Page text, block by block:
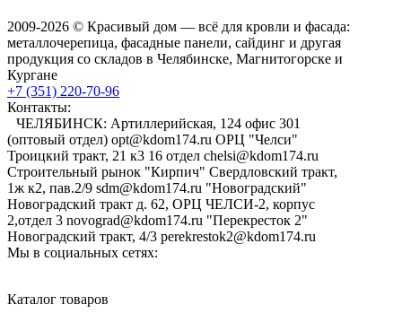
2009-2026 © Красивый дом — всё для кровли и фасада:
металлочерепица, фасадные панели, сайдинг и другая
продукция со складов в Челябинске, Магнитогорске и
Кургане
+7 (351) 220-70-96
Контакты:
ЧЕЛЯБИНСК: Артиллерийская, 124 офис 301
(оптовый отдел) opt@kdom174.ru ОРЦ "Челси"
Троицкий тракт, 21 к3 16 отдел chelsi@kdom174.ru
Строительный рынок "Кирпич" Свердловский тракт,
1ж к2, пав.2/9 sdm@kdom174.ru "Новоградский"
Новоградский тракт д. 62, ОРЦ ЧЕЛСИ-2, корпус
2,отдел 3 novograd@kdom174.ru "Перекресток 2"
Новоградский тракт, 4/3 perekrestok2@kdom174.ru
Мы в социальных сетях:
Каталог товаров